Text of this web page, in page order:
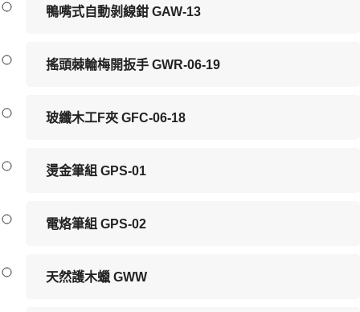
鴨嘴式自動剝線鉗 GAW-13
搖頭棘輪梅開扳手 GWR-06-19
玻纖木工F夾 GFC-06-18
燙金筆組 GPS-01
電烙筆組 GPS-02
天然護木蠟 GWW